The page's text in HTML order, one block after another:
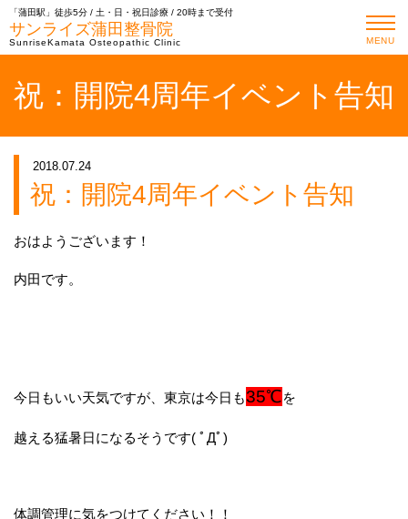
「蒲田駅」徒歩5分 / 土・日・祝日診療 / 20時まで受付
サンライズ蒲田整骨院
SunriseKamata Osteopathic Clinic MENU
祝：開院4周年イベント告知
2018.07.24
祝：開院4周年イベント告知
おはようございます！
内田です。
今日もいい天気ですが、東京は今日も35℃を
越える猛暑日になるそうです( ﾟДﾟ)
体調管理に気をつけてください！！